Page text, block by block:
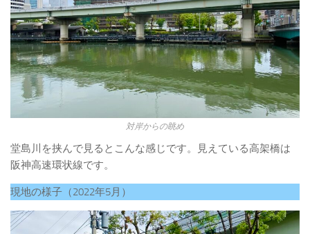
対岸からの眺め
堂島川を挟んで見るとこんな感じです。見えている高架橋は
阪神高速環状線です。
現地の様子（2022年5月）